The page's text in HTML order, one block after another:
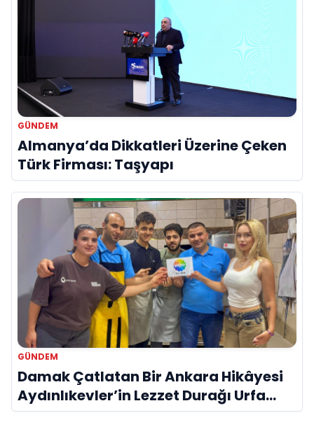
GÜNDEM
Almanya’da Dikkatleri Üzerine Çeken
Türk Firması: Taşyapı
GÜNDEM
Damak Çatlatan Bir Ankara Hikâyesi
Aydınlıkevler’in Lezzet Durağı Urfa
Damak